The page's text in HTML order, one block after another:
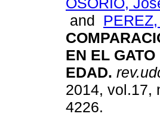
and
EN EL
EDAD.
2014, vol.17,
4226.